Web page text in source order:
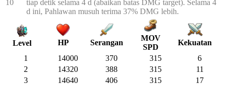
10
tiap detik selama 4 d (abaikan batas DMG target). Selama 4
d ini, Pahlawan musuh terima 37% DMG lebih.
Level HP Serangan
MOV
SPD
Kekuatan
1
14000 370 315
6
2
14320 388 315
11
3
14640 406 315 17